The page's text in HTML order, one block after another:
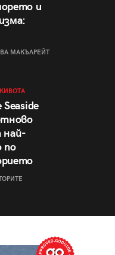
и
МАКЪЛРЕЙТ
Seaside
най-
по